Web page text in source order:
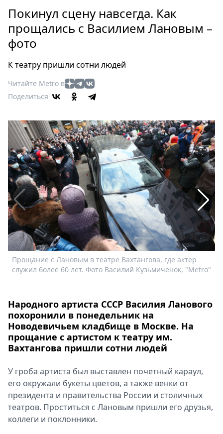
Россия
Мир
Туризм
Мода
Театр
Афиша
Книги
Выставки
Пресс-
релизы
О
Metro
Стримы
Спецпроекты
Звезды
Выборы
2026
Покинул сцену навсегда. Как
прощались с Василием Лановым –
фото
К театру пришли сотни людей
Читайте Metro в
Поделиться
Прощание с Лановым в театре Вахтангова, где актер
служил более 60 лет. Фото Василий Кузьмиченок, "Metro"
Народного артиста СССР Василия Ланового
похоронили в понедельник на
Новодевичьем кладбище в Москве. На
прощание с артистом к театру им.
Вахтангова пришли сотни людей
У гроба артиста был выставлен почетный караул,
его окружали букеты цветов, а также венки от
президента и правительства России и столичных
театров. Проститься с Лановым пришли его друзья,
коллеги и поклонники.